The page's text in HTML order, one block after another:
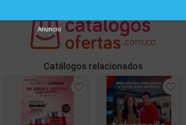
Anuncio
Catálogos relacionados